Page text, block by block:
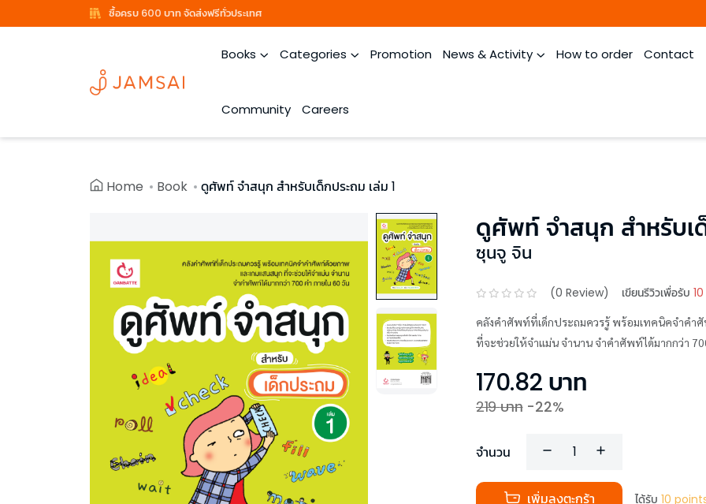
ซื้อครบ 600 บาท จัดส่งฟรีทั่วประเทศ
Books Categories Promotion News & Activity How to order Contact
Community Careers
Home Book ดูศัพท์ จำสนุก สำหรับเด็กประถม เล่ม 1
ดูศัพท์ จำสนุก สำหรับเ
ซุนจู จิน
(0 Review) เขียนรีวิวเพื่อรับ
คลังคำศัพท์ที่เด็กประถมควรรู้ พร้อมเทคนิคจำคำ
ที่จะช่วยให้จำแม่น จำนาน จำคำศัพท์ได้มากกว่า
170.82 บาท
219บาท -22%
จำนวน
เพิ่มลงตะกร้า ได้รับ 10